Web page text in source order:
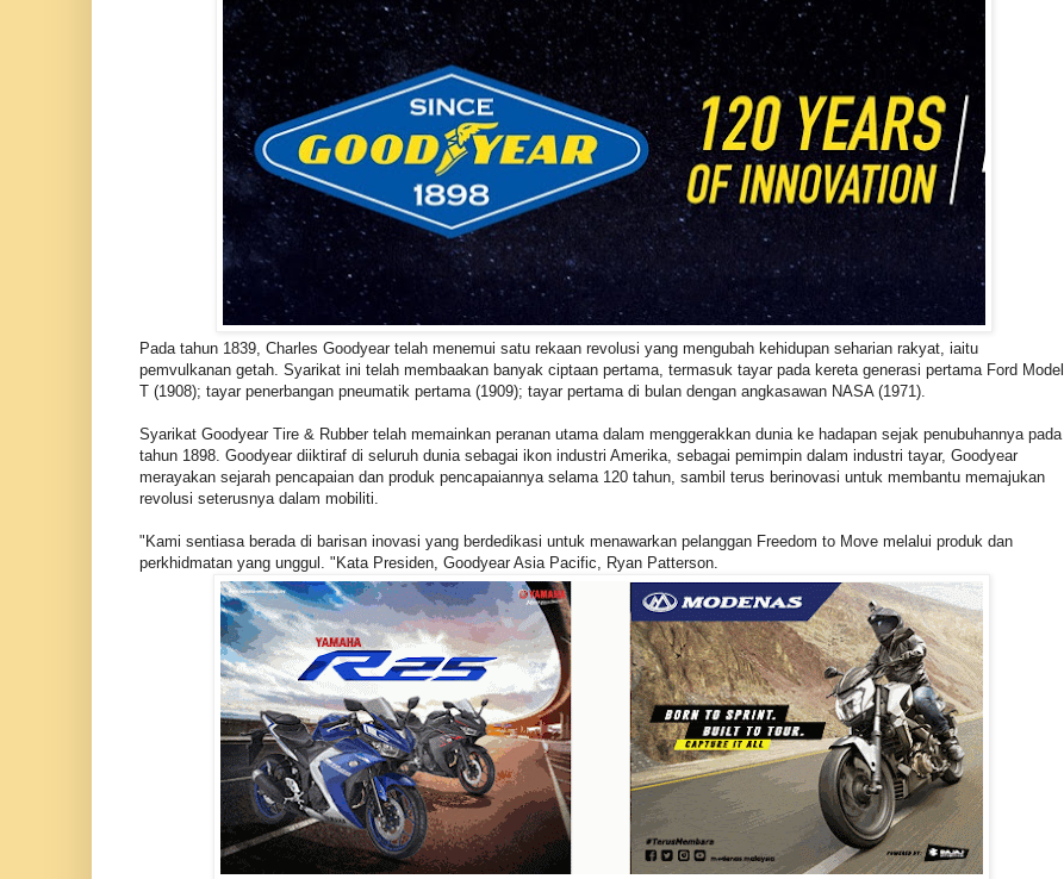
Pada tahun 1839, Charles Goodyear telah menemui satu rekaan revolusi yang mengubah kehidupan seharian rakyat, iaitu
pemvulkanan getah. Syarikat ini telah membaakan banyak ciptaan pertama, termasuk tayar pada kereta generasi pertama Ford Model
T (1908); tayar penerbangan pneumatik pertama (1909); tayar pertama di bulan dengan angkasawan NASA (1971).
Syarikat Goodyear Tire & Rubber telah memainkan peranan utama dalam menggerakkan dunia ke hadapan sejak penubuhannya pada
tahun 1898. Goodyear diiktiraf di seluruh dunia sebagai ikon industri Amerika, sebagai pemimpin dalam industri tayar, Goodyear
merayakan sejarah pencapaian dan produk pencapaiannya selama 120 tahun, sambil terus berinovasi untuk membantu memajukan
revolusi seterusnya dalam mobiliti.
"Kami sentiasa berada di barisan inovasi yang berdedikasi untuk menawarkan pelanggan Freedom to Move melalui produk dan
perkhidmatan yang unggul. "Kata Presiden, Goodyear Asia Pacific, Ryan Patterson.